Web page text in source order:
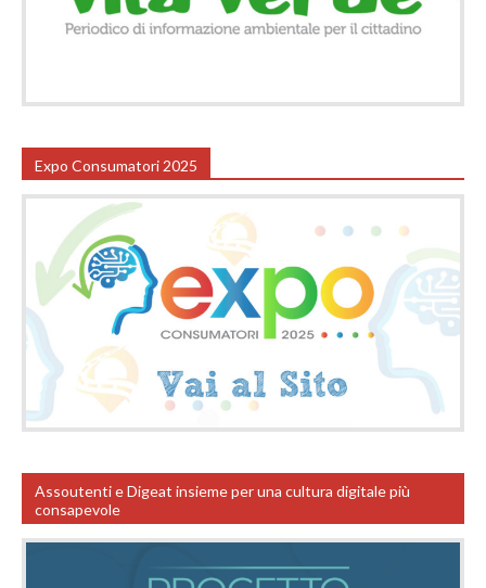
Expo Consumatori 2025
Assoutenti e Digeat insieme per una cultura digitale più
consapevole